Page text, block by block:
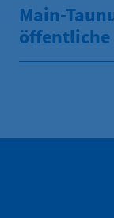
Main-
öffentliche